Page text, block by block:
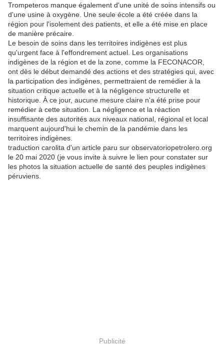
Trompeteros manque également d'une unité de soins intensifs ou
d'une usine à oxygène. Une seule école a été créée dans la
région pour l'isolement des patients, et elle a été mise en place
de manière précaire.
Le besoin de soins dans les territoires indigènes est plus
qu'urgent face à l'effondrement actuel. Les organisations
indigènes de la région et de la zone, comme la FECONACOR,
ont dès le début demandé des actions et des stratégies qui, avec
la participation des indigènes, permettraient de remédier à la
situation critique actuelle et à la négligence structurelle et
historique. À ce jour, aucune mesure claire n'a été prise pour
remédier à cette situation. La négligence et la réaction
insuffisante des autorités aux niveaux national, régional et local
marquent aujourd'hui le chemin de la pandémie dans les
territoires indigènes.
traduction carolita d'un article paru sur observatoriopetrolero.org
le 20 mai 2020 (je vous invite à suivre le lien pour constater sur
les photos la situation actuelle de santé des peuples indigènes
péruviens.
Publicité